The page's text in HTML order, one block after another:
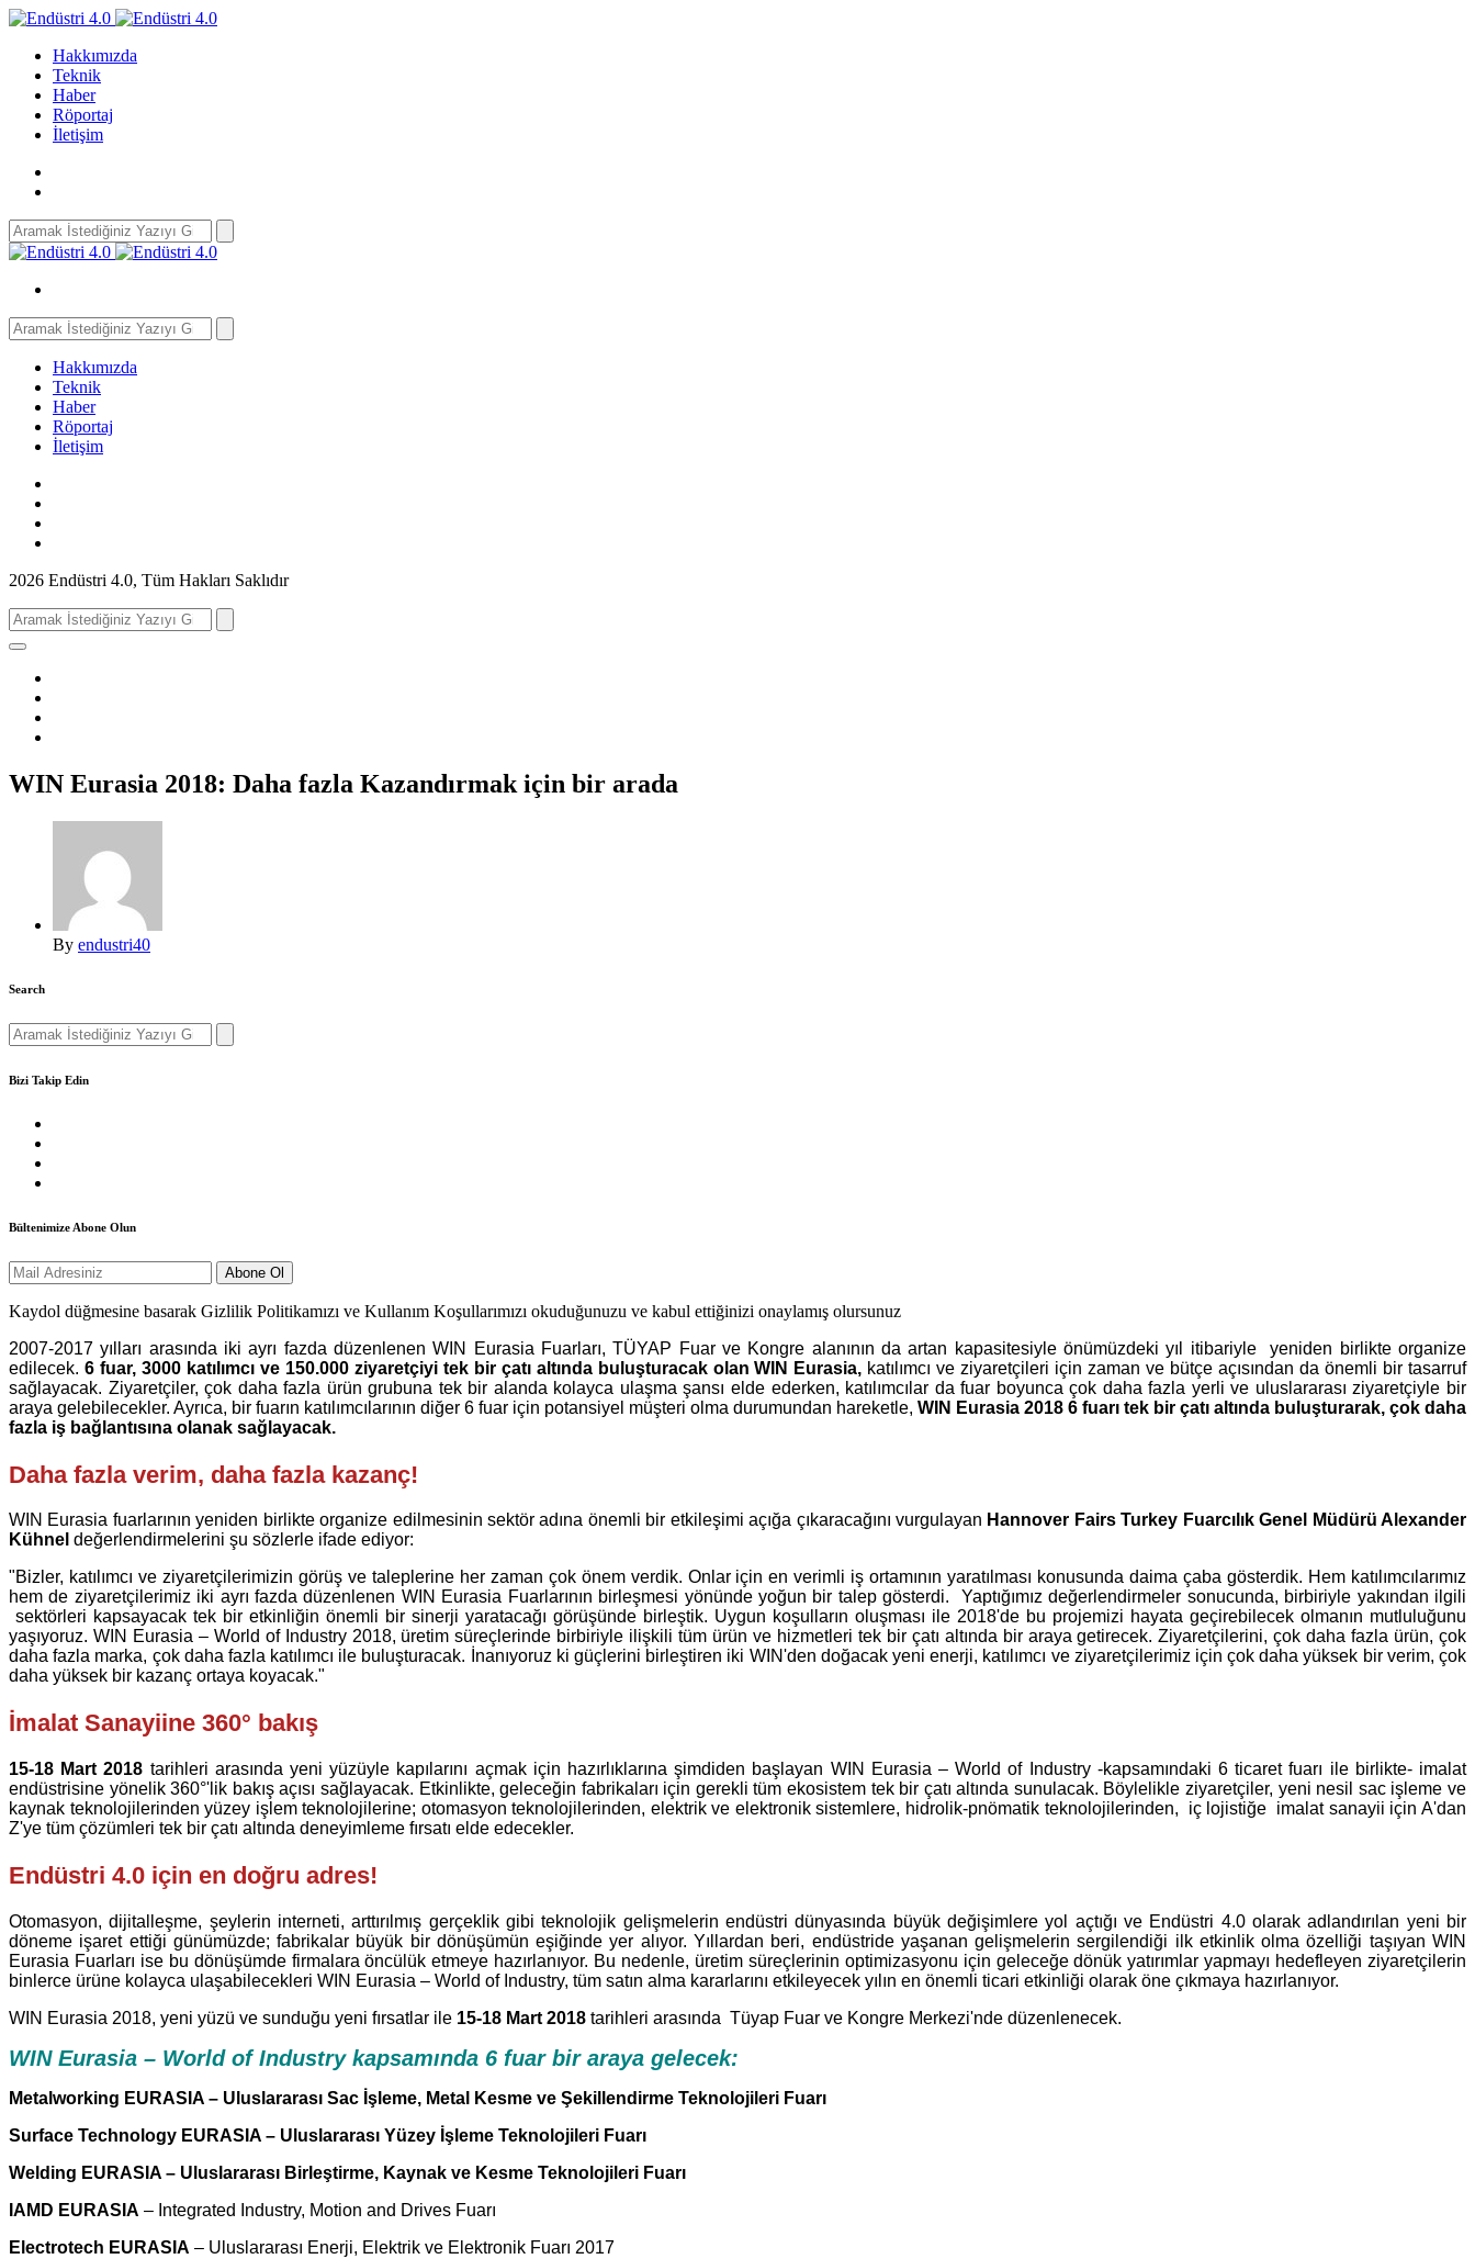
Hakkımızda
Teknik
Haber
Röportaj
İletişim
Search
for:
Search
for:
Hakkımızda
Teknik
Haber
Röportaj
İletişim
2026 Endüstri 4.0, Tüm Hakları Saklıdır
Search
for:
WIN Eurasia 2018: Daha fazla Kazandırmak için bir arada
By endustri40
Search
Search
for:
Bizi Takip Edin
Bültenimize Abone Olun
Kaydol düğmesine basarak Gizlilik Politikamızı ve Kullanım Koşullarımızı okuduğunuzu ve kabul ettiğinizi onaylamış olursunuz
2007-2017 yılları arasında iki ayrı fazda düzenlenen WIN Eurasia Fuarları, TÜYAP Fuar ve Kongre alanının da artan kapasitesiyle önümüzdeki yıl itibariyle yeniden birlikte organize
edilecek. 6 fuar, 3000 katılımcı ve 150.000 ziyaretçiyi tek bir çatı altında buluşturacak olan WIN Eurasia, katılımcı ve ziyaretçileri için zaman ve bütçe açısından da önemli bir tasarruf
sağlayacak. Ziyaretçiler, çok daha fazla ürün grubuna tek bir alanda kolayca ulaşma şansı elde ederken, katılımcılar da fuar boyunca çok daha fazla yerli ve uluslararası ziyaretçiyle bir
araya gelebilecekler. Ayrıca, bir fuarın katılımcılarının diğer 6 fuar için potansiyel müşteri olma durumundan hareketle, WIN Eurasia 2018 6 fuarı tek bir çatı altında buluşturarak, çok daha
fazla iş bağlantısına olanak sağlayacak.
Daha fazla verim, daha fazla kazanç!
WIN Eurasia fuarlarının yeniden birlikte organize edilmesinin sektör adına önemli bir etkileşimi açığa çıkaracağını vurgulayan Hannover Fairs Turkey Fuarcılık Genel Müdürü Alexander
Kühnel değerlendirmelerini şu sözlerle ifade ediyor:
"Bizler, katılımcı ve ziyaretçilerimizin görüş ve taleplerine her zaman çok önem verdik. Onlar için en verimli iş ortamının yaratılması konusunda daima çaba gösterdik. Hem katılımcılarımız
hem de ziyaretçilerimiz iki ayrı fazda düzenlenen WIN Eurasia Fuarlarının birleşmesi yönünde yoğun bir talep gösterdi. Yaptığımız değerlendirmeler sonucunda, birbiriyle yakından ilgili
sektörleri kapsayacak tek bir etkinliğin önemli bir sinerji yaratacağı görüşünde birleştik. Uygun koşulların oluşması ile 2018'de bu projemizi hayata geçirebilecek olmanın mutluluğunu
yaşıyoruz. WIN Eurasia – World of Industry 2018, üretim süreçlerinde birbiriyle ilişkili tüm ürün ve hizmetleri tek bir çatı altında bir araya getirecek. Ziyaretçilerini, çok daha fazla ürün, çok
daha fazla marka, çok daha fazla katılımcı ile buluşturacak. İnanıyoruz ki güçlerini birleştiren iki WIN'den doğacak yeni enerji, katılımcı ve ziyaretçilerimiz için çok daha yüksek bir verim, çok
daha yüksek bir kazanç ortaya koyacak."
İmalat Sanayiine 360° bakış
15-18 Mart 2018 tarihleri arasında yeni yüzüyle kapılarını açmak için hazırlıklarına şimdiden başlayan WIN Eurasia – World of Industry -kapsamındaki 6 ticaret fuarı ile birlikte- imalat
endüstrisine yönelik 360°'lik bakış açısı sağlayacak. Etkinlikte, geleceğin fabrikaları için gerekli tüm ekosistem tek bir çatı altında sunulacak. Böylelikle ziyaretçiler, yeni nesil sac işleme ve
kaynak teknolojilerinden yüzey işlem teknolojilerine; otomasyon teknolojilerinden, elektrik ve elektronik sistemlere, hidrolik-pnömatik teknolojilerinden, iç lojistiğe imalat sanayii için A'dan
Z'ye tüm çözümleri tek bir çatı altında deneyimleme fırsatı elde edecekler.
Endüstri 4.0 için en doğru adres!
Otomasyon, dijitalleşme, şeylerin interneti, arttırılmış gerçeklik gibi teknolojik gelişmelerin endüstri dünyasında büyük değişimlere yol açtığı ve Endüstri 4.0 olarak adlandırılan yeni bir
döneme işaret ettiği günümüzde; fabrikalar büyük bir dönüşümün eşiğinde yer alıyor. Yıllardan beri, endüstride yaşanan gelişmelerin sergilendiği ilk etkinlik olma özelliği taşıyan WIN
Eurasia Fuarları ise bu dönüşümde firmalara öncülük etmeye hazırlanıyor. Bu nedenle, üretim süreçlerinin optimizasyonu için geleceğe dönük yatırımlar yapmayı hedefleyen ziyaretçilerin
binlerce ürüne kolayca ulaşabilecekleri WIN Eurasia – World of Industry, tüm satın alma kararlarını etkileyecek yılın en önemli ticari etkinliği olarak öne çıkmaya hazırlanıyor.
WIN Eurasia 2018, yeni yüzü ve sunduğu yeni fırsatlar ile 15-18 Mart 2018 tarihleri arasında Tüyap Fuar ve Kongre Merkezi'nde düzenlenecek.
WIN Eurasia – World of Industry kapsamında 6 fuar bir araya gelecek:
Metalworking EURASIA – Uluslararası Sac İşleme, Metal Kesme ve Şekillendirme Teknolojileri Fuarı
Surface Technology EURASIA – Uluslararası Yüzey İşleme Teknolojileri Fuarı
Welding EURASIA – Uluslararası Birleştirme, Kaynak ve Kesme Teknolojileri Fuarı
IAMD EURASIA – Integrated Industry, Motion and Drives Fuarı
Electrotech EURASIA – Uluslararası Enerji, Elektrik ve Elektronik Fuarı 2017